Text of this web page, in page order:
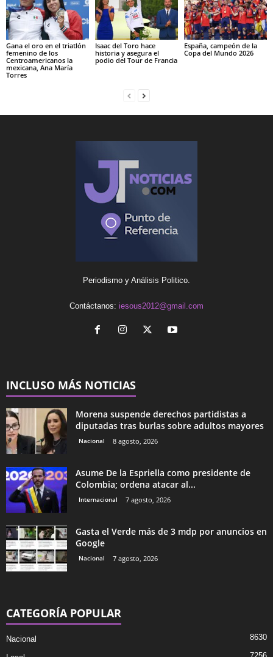
Gana el oro en el triatlón
femenino de los
Centroamericanos la
mexicana, Ana María
Torres
Isaac del Toro hace
historia y asegura el
podio del Tour de Francia
España, campeón de la
Copa del Mundo 2026
Periodismo y Análisis Politico.
Contáctanos: iesous2012@gmail.com
INCLUSO MÁS NOTICIAS
Morena suspende derechos partidistas a
diputadas tras burlas sobre adultos mayores
Nacional 8 agosto, 2026
Asume De la Espriella como presidente de
Colombia; ordena atacar al...
Internacional 7 agosto, 2026
Gasta el Verde más de 3 mdp por anuncios en
Google
Nacional 7 agosto, 2026
CATEGORÍA POPULAR
Nacional 8630